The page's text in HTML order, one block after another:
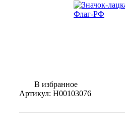
В избранное
Артикул: Н00103076